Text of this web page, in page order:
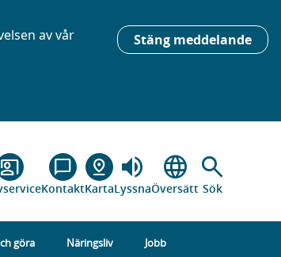
Stäng meddelande
av vår
co_present chat_bubble_outline
Kontakt
pin_drop
Karta
volume_up
Lyssna
language
Översätt
search
Sök
göra Näringsliv Jobb